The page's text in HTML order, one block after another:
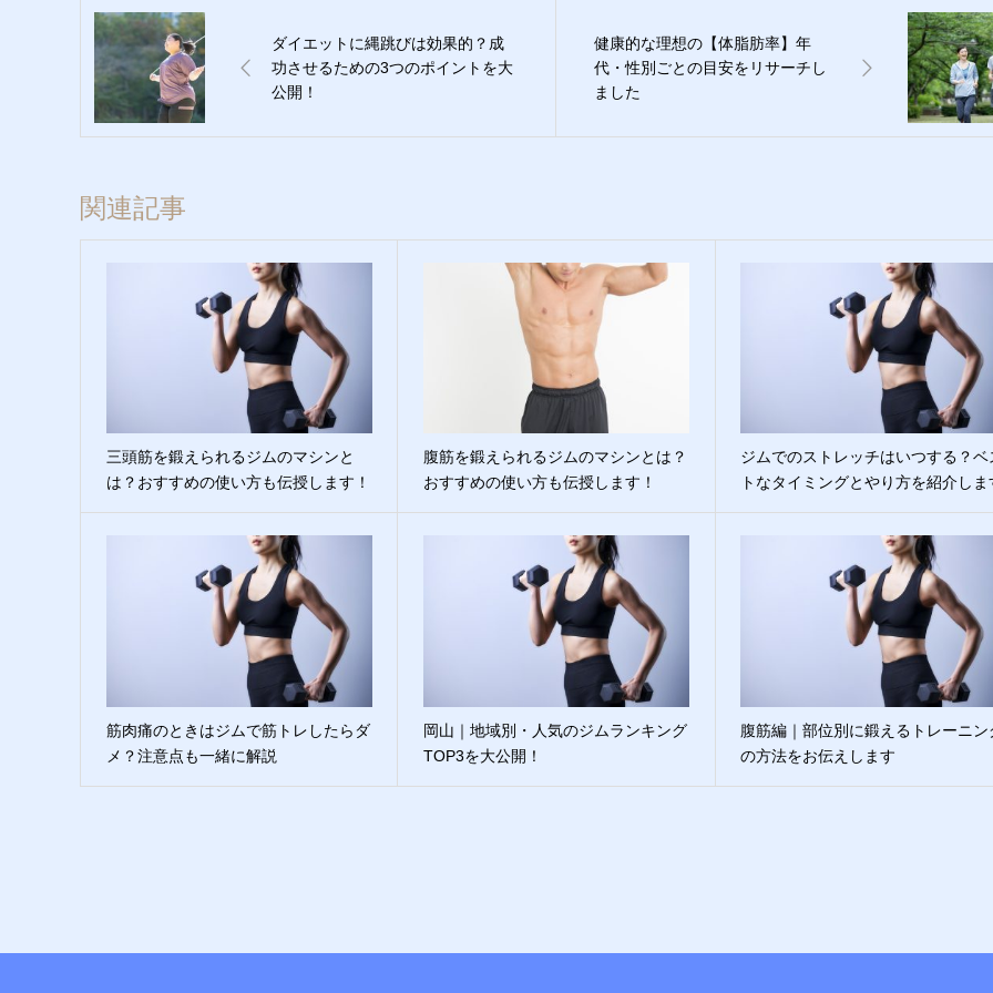
ダイエットに縄跳びは効果的？成
功させるための3つのポイントを大
公開！
健康的な理想の【体脂肪率】年
代・性別ごとの目安をリサーチし
ました
関連記事
三頭筋を鍛えられるジムのマシンと
は？おすすめの使い方も伝授します！
腹筋を鍛えられるジムのマシンとは？
おすすめの使い方も伝授します！
ジムでのストレッチはいつする？ベ
トなタイミングとやり方を紹介しま
筋肉痛のときはジムで筋トレしたらダ
メ？注意点も一緒に解説
岡山｜地域別・人気のジムランキング
TOP3を大公開！
腹筋編｜部位別に鍛えるトレーニン
の方法をお伝えします